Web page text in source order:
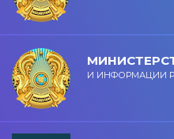
И ИНФОРМАЦИИ